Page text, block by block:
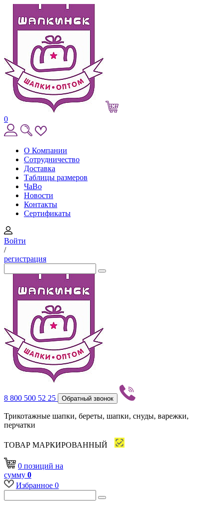
0
О Компании
Сотрудничество
Доставка
Таблицы размеров
ЧаВо
Новости
Контакты
Сертификаты
Войти
/
регистрация
8 800 500 52 25 Обратный звонок
Трикотажные шапки, береты, шапки, снуды, варежки,
перчатки
ТОВАР МАРКИРОВАННЫЙ
0 позиций на
сумму 0
Избранное 0